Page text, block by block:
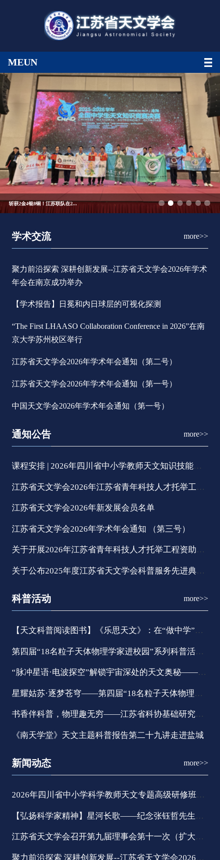
MEUN
斩获2金4银8铜！江苏联队在2...
学术交流 more>>
聚力前沿探索 深耕创新发展--江苏省天文学会2026年学术
年会在南京成功举办
【学术报告】日冕和内日球层的可视化探测
“The First LHAASO Collaboration Conference in 2026”在南
京大学苏州校区举行
江苏省天文学会2026年学术年会通知（第二号）
江苏省天文学会2026年学术年会通知（第一号）
中国天文学会2026年学术年会通知（第一号）
通知公告 more>>
课程安排 | 2026年四川省中小学教师天文知识技能培训
江苏省天文学会2026年江苏省青年科技人才托举工程 拟资助对象的公示
江苏省天文学会2026年新发展会员名单
江苏省天文学会2026年学术年会通知 （第三号）
关于开展2026年江苏省青年科技人才托举工程资助对象评选推荐工作的通知
关于公布2025年度江苏省天文学会科普服务先进典型推选结果的通知 苏天办发〔2026〕10号
科普活动 more>>
【天文科普阅读图书】《乐思天文》：在“做中学”里探索浩瀚星空
第四届“18名粒子天体物理学家进校园”系列科普活动（苏州）圆满举行
“脉冲星语·电波探空”解锁宇宙深处的天文奥秘——江苏省科协基础研究领域学会联合体联合科普在行动
星耀姑苏·逐梦苍穹——第四届“18名粒子天体物理学家进校园”系列科普活动在苏州开幕
书香伴科普，物理趣无穷——江苏省科协基础研究领域学会联合体联合科普在行动
《南天学堂》天文主题科普报告第二十九讲走进盐城
新闻动态 more>>
2026年四川省中小学科学教师天文专题高级研修班圆满结业
【弘扬科学家精神】星河长歌——纪念张钰哲先生逝世40周年
江苏省天文学会召开第九届理事会第十一次（扩大）会议
聚力前沿探索 深耕创新发展--江苏省天文学会2026年学术年会在南京成功举办